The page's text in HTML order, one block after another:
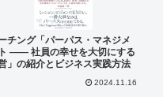
チング「パーパス・マネジメ
―― 社員の幸せを大切にする
」の紹介とビジネス実践方法
2024.11.16